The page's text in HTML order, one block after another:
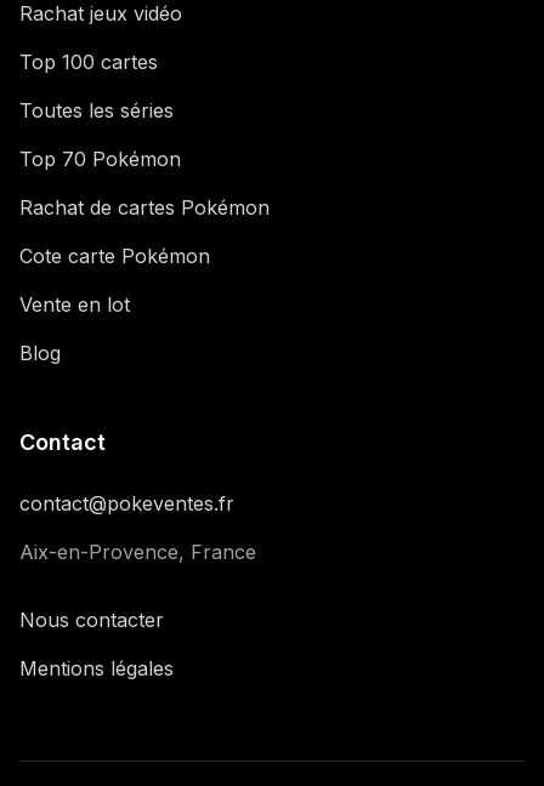
Rachat jeux vidéo
Top 100 cartes
Toutes les séries
Top 70 Pokémon
Rachat de cartes Pokémon
Cote carte Pokémon
Vente en lot
Blog
Contact
contact@pokeventes.fr
Aix-en-Provence, France
Nous contacter
Mentions légales